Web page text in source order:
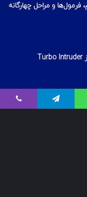
و مراحل چهارگانه